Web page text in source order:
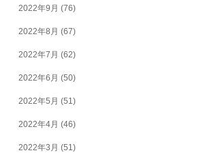
2022年9月 (76)
2022年8月 (67)
2022年7月 (62)
2022年6月 (50)
2022年5月 (51)
2022年4月 (46)
2022年3月 (51)